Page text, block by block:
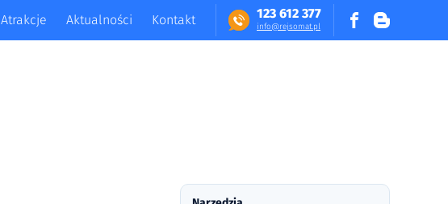
123 612 377
in​fo​@​​rej​somat​.​pl
Atrakcje Aktualności Kontakt